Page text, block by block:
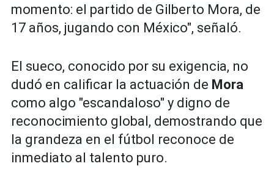
momento: el partido de Gilberto Mora, de
17 años, jugando con México", señaló.
El sueco, conocido por su exigencia, no
dudó en calificar la actuación de Mora
como algo "escandaloso" y digno de
reconocimiento global, demostrando que
la grandeza en el fútbol reconoce de
inmediato al talento puro.